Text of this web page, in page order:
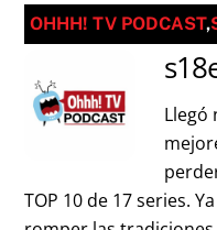
OHHH! TV PODCAST,
Llegó
TOP 10 de 17 series.